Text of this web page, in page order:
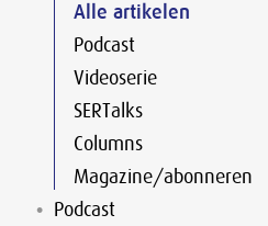
Alle artikelen
Podcast
Videoserie
SERTalks
Columns
Magazine/abonneren
Podcast